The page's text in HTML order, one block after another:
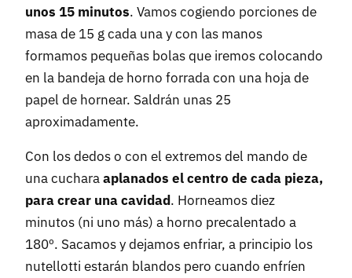
unos 15 minutos. Vamos cogiendo porciones de
masa de 15 g cada una y con las manos
formamos pequeñas bolas que iremos colocando
en la bandeja de horno forrada con una hoja de
papel de hornear. Saldrán unas 25
aproximadamente.
Con los dedos o con el extremos del mando de
una cucharaaplanados el centro de cada pieza,
para crear una cavidad. Horneamos diez
minutos (ni uno más) a horno precalentado a
180º. Sacamos y dejamos enfriar, a principio los
nutellotti estarán blandos pero cuando enfríen